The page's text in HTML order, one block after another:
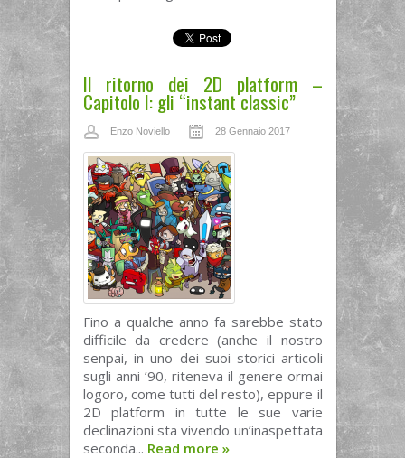
Il ritorno dei 2D platform –
Capitolo I: gli “instant classic”
Enzo Noviello 28 Gennaio 2017
Fino a qualche anno fa sarebbe stato
difficile da credere (anche il nostro
senpai, in uno dei suoi storici articoli
sugli anni ’90, riteneva il genere ormai
logoro, come tutti del resto), eppure il
2D platform in tutte le sue varie
declinazioni sta vivendo un’inaspettata
seconda... Read more »